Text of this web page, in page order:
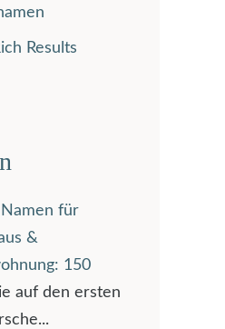
Results
für
&
150
auf den ersten